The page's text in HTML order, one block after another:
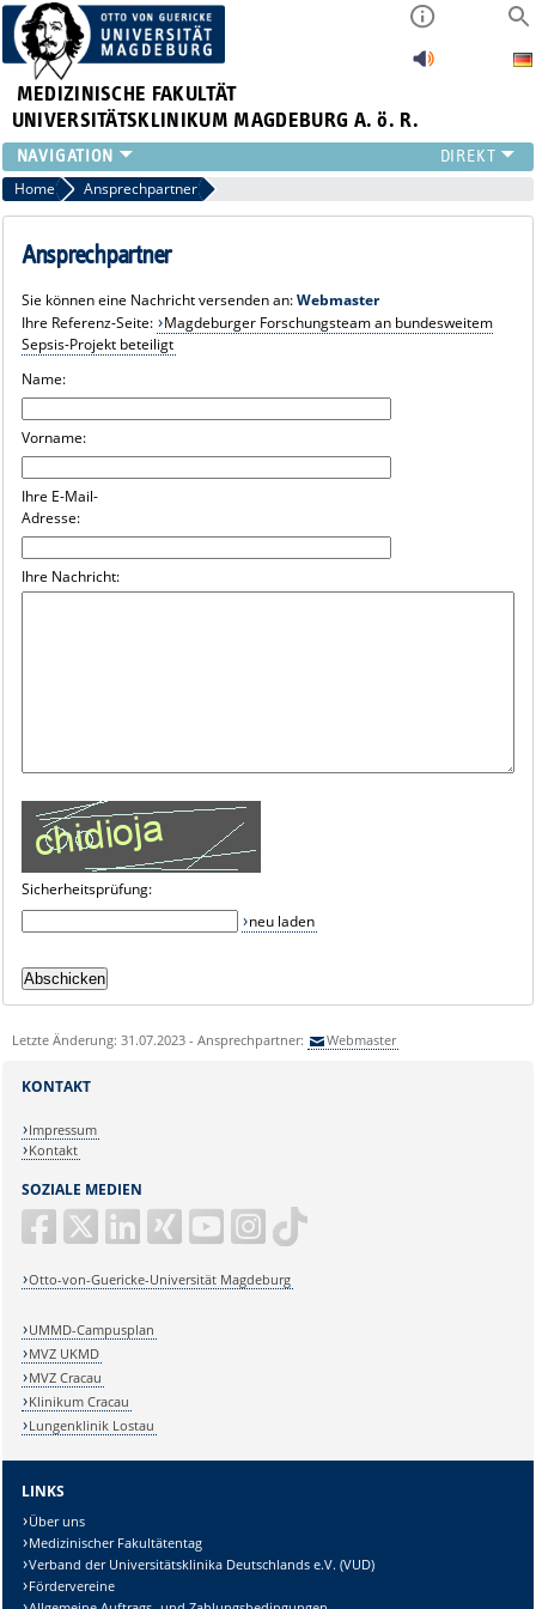
MEDIZINISCHE FAKULTÄT
UNIVERSITÄTSKLINIKUM MAGDEBURG A. ö. R.
INSTITUTE
KLINIKEN
ZENTRALE EINRICHTUNGEN
PRESSE
ÜBER UNS
INTRANET
Home Ansprechpartner
Ansprechpartner
Sie können eine Nachricht versenden an:Webmaster
Ihre Referenz-Seite: Magdeburger Forschungsteam an bundesweitem
Sepsis-Projekt beteiligt
Name:
Vorname:
Ihre E-Mail-
Adresse:
Ihre Nachricht:
Sicherheitsprüfung:
neu laden
Letzte Änderung: 31.07.2023 - Ansprechpartner: Webmaster
SOZIALE MEDIEN
Otto-von-Guericke-Universität Magdeburg
KONTAKT
Impressum
Kontakt
UMMD-Campusplan
MVZ UKMD
MVZ Cracau
Klinikum Cracau
Lungenklinik Lostau
LINKS
Über uns
Medizinischer Fakultätentag
Verband der Universitätsklinika Deutschlands e.V. (VUD)
Fördervereine